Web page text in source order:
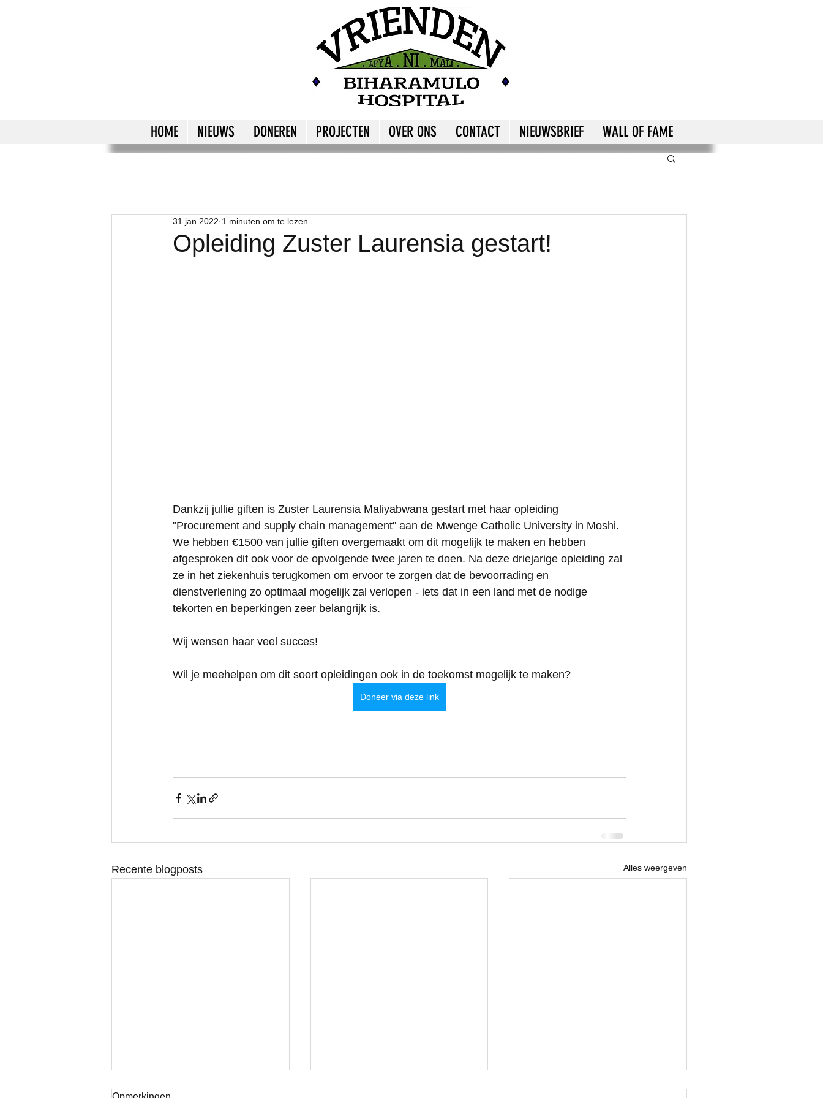
HOME NIEUWS DONEREN PROJECTEN OVER ONS CONTACT NIEUWSBRIEF WALL OF FAME
Opleiding Zuster Laurensia gestart!
31 jan 2022 1 minuten om te lezen
Dankzij jullie giften is Zuster Laurensia Maliyabwana gestart met haar opleiding
"Procurement and supply chain management" aan de Mwenge Catholic University in Moshi.
We hebben €1500 van jullie giften overgemaakt om dit mogelijk te maken en hebben
afgesproken dit ook voor de opvolgende twee jaren te doen. Na deze driejarige opleiding zal
ze in het ziekenhuis terugkomen om ervoor te zorgen dat de bevoorrading en
dienstverlening zo optimaal mogelijk zal verlopen - iets dat in een land met de nodige
tekorten en beperkingen zeer belangrijk is.
Wij wensen haar veel succes!
Wil je meehelpen om dit soort opleidingen ook in de toekomst mogelijk te maken?
Doneer via deze link
Recente blogposts Alles weergeven